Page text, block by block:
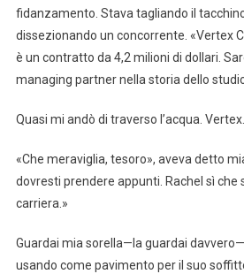
fidanzamento. Stava tagliando il
dissezionando un concorrente. «Vertex
è un contratto da 4,2 milioni di dollari.
managing partner nella storia dello
Quasi mi andò di traverso l’acqua.
«Che meraviglia, tesoro», aveva detto
dovresti prendere appunti. Rachel sì che
carriera.»
Guardai mia sorella—la guardai
usando come pavimento per il suo